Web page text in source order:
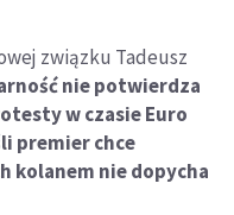
związku Tadeusz
nie potwierdza
w czasie Euro
premier chce
kolanem nie dopycha